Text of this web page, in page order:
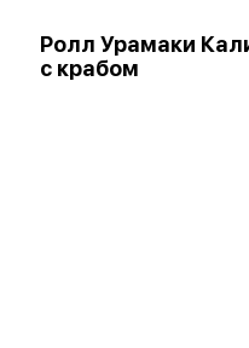
Ролл Урамаки
с крабом